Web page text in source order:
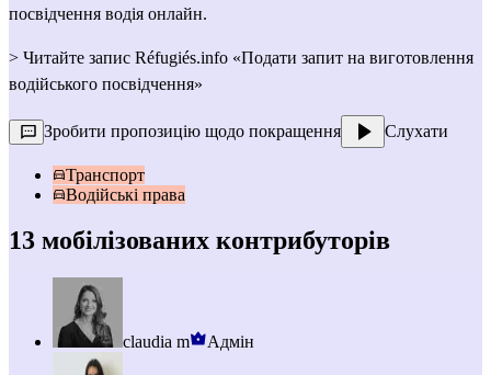
посвідчення водія онлайн.
> Читайте запис Réfugiés.info «Подати запит на виготовлення
водійського посвідчення»
Зробити пропозицію щодо покращення Слухати
Транспорт
Водійські права
13 мобілізованих контрибуторів
claudia m Адмін